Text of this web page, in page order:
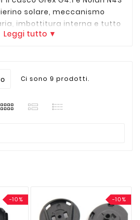
solare, meccanismo
imbottitura interna e tutto
per riparare il tuo casco
Leggi tutto ▼
Ci sono 9 prodotti.
-10% -10%